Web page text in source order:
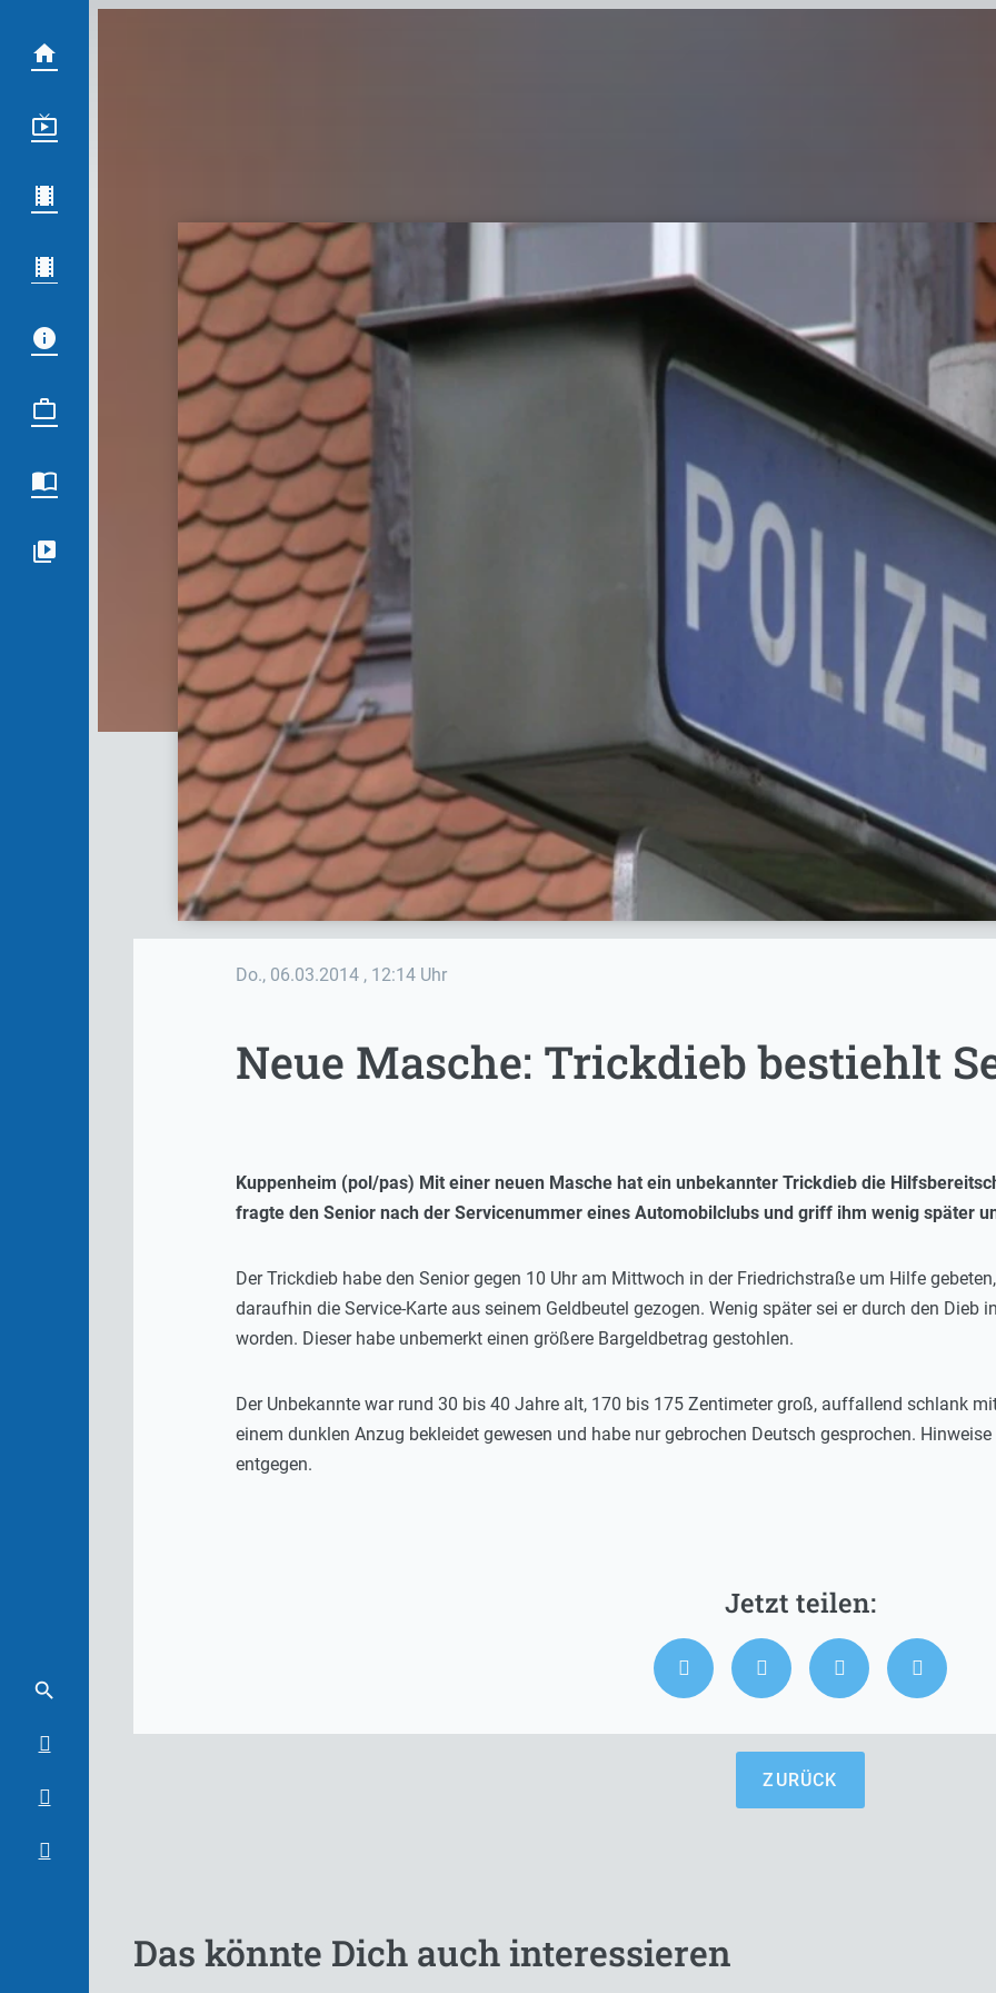
Do., 06.03.2014 , 12:14 Uhr
Neue Masche: Trickdieb bestiehlt
Kuppenheim (pol/pas) Mit einer neuen Masche hat ein unbekannter Trickdieb die
fragte den Senior nach der Servicenummer eines Automobilclubs und griff ihm wenig später
Der Trickdieb habe den Senior gegen 10 Uhr am Mittwoch in der Friedrichstraße um Hilfe
daraufhin die Service-Karte aus seinem Geldbeutel gezogen. Wenig später sei er durch den Dieb
worden. Dieser habe unbemerkt einen größere Bargeldbetrag gestohlen.
Der Unbekannte war rund 30 bis 40 Jahre alt, 170 bis 175 Zentimeter groß, auffallend schlank
einem dunklen Anzug bekleidet gewesen und habe nur gebrochen Deutsch gesprochen.
entgegen.
ZURÜCK
Das könnte Dich auch interessieren